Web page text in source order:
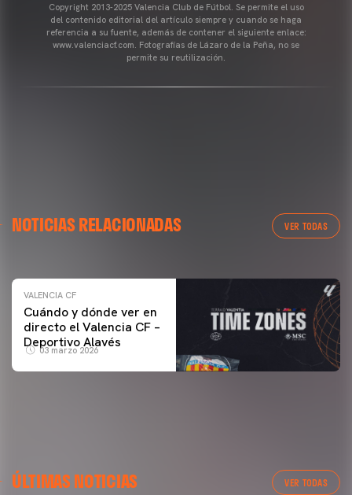
Copyright 2013-2025 Valencia Club de Fútbol. Se permite el uso
del contenido editorial del artículo siempre y cuando se haga
referencia a su fuente, además de contener el siguiente enlace:
www.valenciacf.com. Fotografías de Lázaro de la Peña, no se
permite su reutilización.
NOTICIAS RELACIONADAS VER TODAS
ENTRENAMIENTO DEL VALENCIA CF 04/03/26
VALENCIA CF
Cuándo y dónde ver en
directo el Valencia CF –
Deportivo Alavés
03 marzo 2026
ÚLTIMAS NOTICIAS VER TODAS